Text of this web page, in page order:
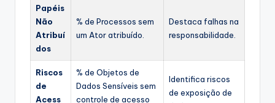
Papéis
Não
Atribuí
dos
% de Processos sem
um Ator atribuído.
Destaca falhas na
responsabilidade.
Riscos
de
Acess
% de Objetos de
Dados Sensíveis sem
controle de acesso
Identifica riscos
de exposição de